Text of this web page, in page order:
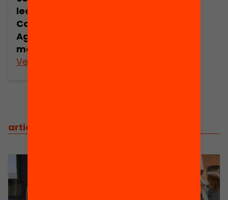
lectora a
Catalunya.
Agenda de
mesures
Veure’n més
articles relacionats